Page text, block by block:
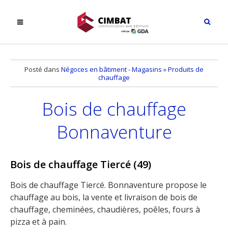
Posté dans Négoces en bâtiment - Magasins »Produits de
chauffage
Bois de chauffage
Bonnaventure
Bois de chauffage Tiercé (49)
Bois de chauffage Tiercé. Bonnaventure propose le
chauffage au bois, la vente et livraison de bois de
chauffage, cheminées, chaudières, poêles, fours à
pizza et à pain.